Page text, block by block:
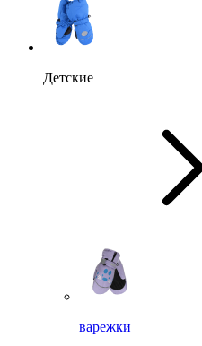
Детские
варежки